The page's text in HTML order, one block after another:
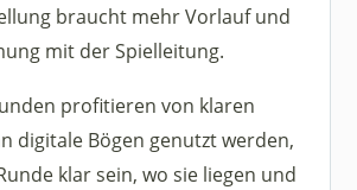
braucht mehr Vorlauf und
mit der Spielleitung.
profitieren von klaren
digitale Bögen genutzt werden,
klar sein, wo sie liegen und